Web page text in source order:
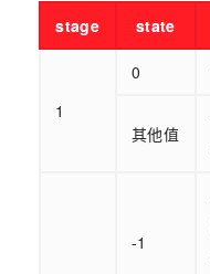
stage state
1
0
其他值
-1